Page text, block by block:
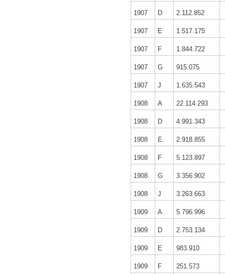
1907 D 2.112.852
1907 E 1.517.175
1907 F 1.844.722
1907 G 915.075
1907 J 1.635.543
1908 A 22.114.293
1908 D 4.991.343
1908 E 2.918.855
1908 F 5.123.897
1908 G 3.356.902
1908 J 3.263.663
1909 A 5.796.996
1909 D 2.753.134
1909 E 983.910
1909 F 251.573